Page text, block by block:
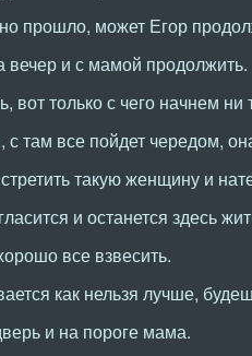
прошло, может Егор
и с мамой продолжить.
только с чего начнем
все пойдет чередом,
такую женщину и
и останется здесь
все взвесить.
как нельзя лучше,
и на пороге мама.